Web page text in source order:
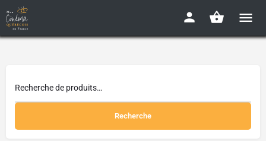
Recherche